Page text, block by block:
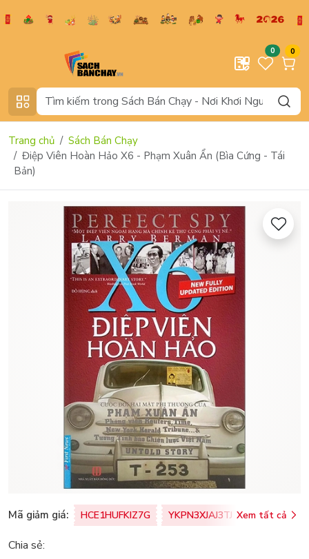
0 0
Trang chủ
Sách Bán Chạy
Điệp Viên Hoàn Hảo X6 - Phạm Xuân Ẩn (Bìa Cứng - Tái
Bản)
Mã giảm giá: HCE1HUFKIZ7G YKPN3XJAJ3TJ Xem tất cả
Chia sẻ: